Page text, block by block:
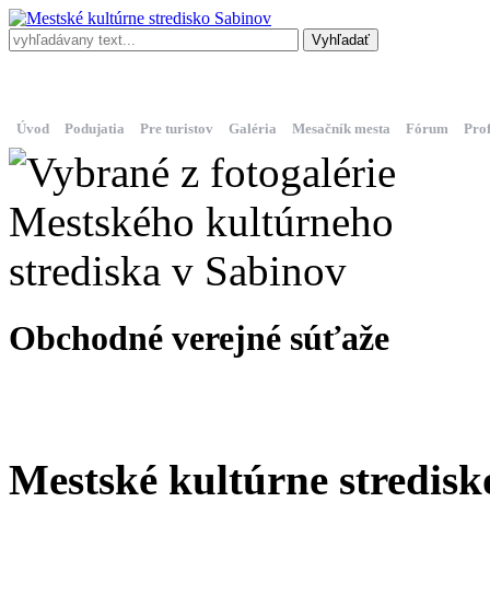
Úvod Podujatia Pre turistov Galéria Mesačník mesta Fórum
Obchodné verejné súťaže
Mestské kultúrne